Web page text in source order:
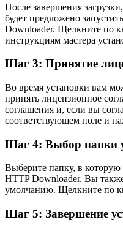
После завершения
будет предложено
Downloader. Щелкните по
инструкциям мастера
Шаг 3: Принятие
Во время установки вам
принять лицензионное
соглашения и, если вы
соответствующем поле и
Шаг 4: Выбор папки
Выберите папку, в которую
HTTP Downloader. Вы
умолчанию. Щелкните по
Шаг 5: Завершение